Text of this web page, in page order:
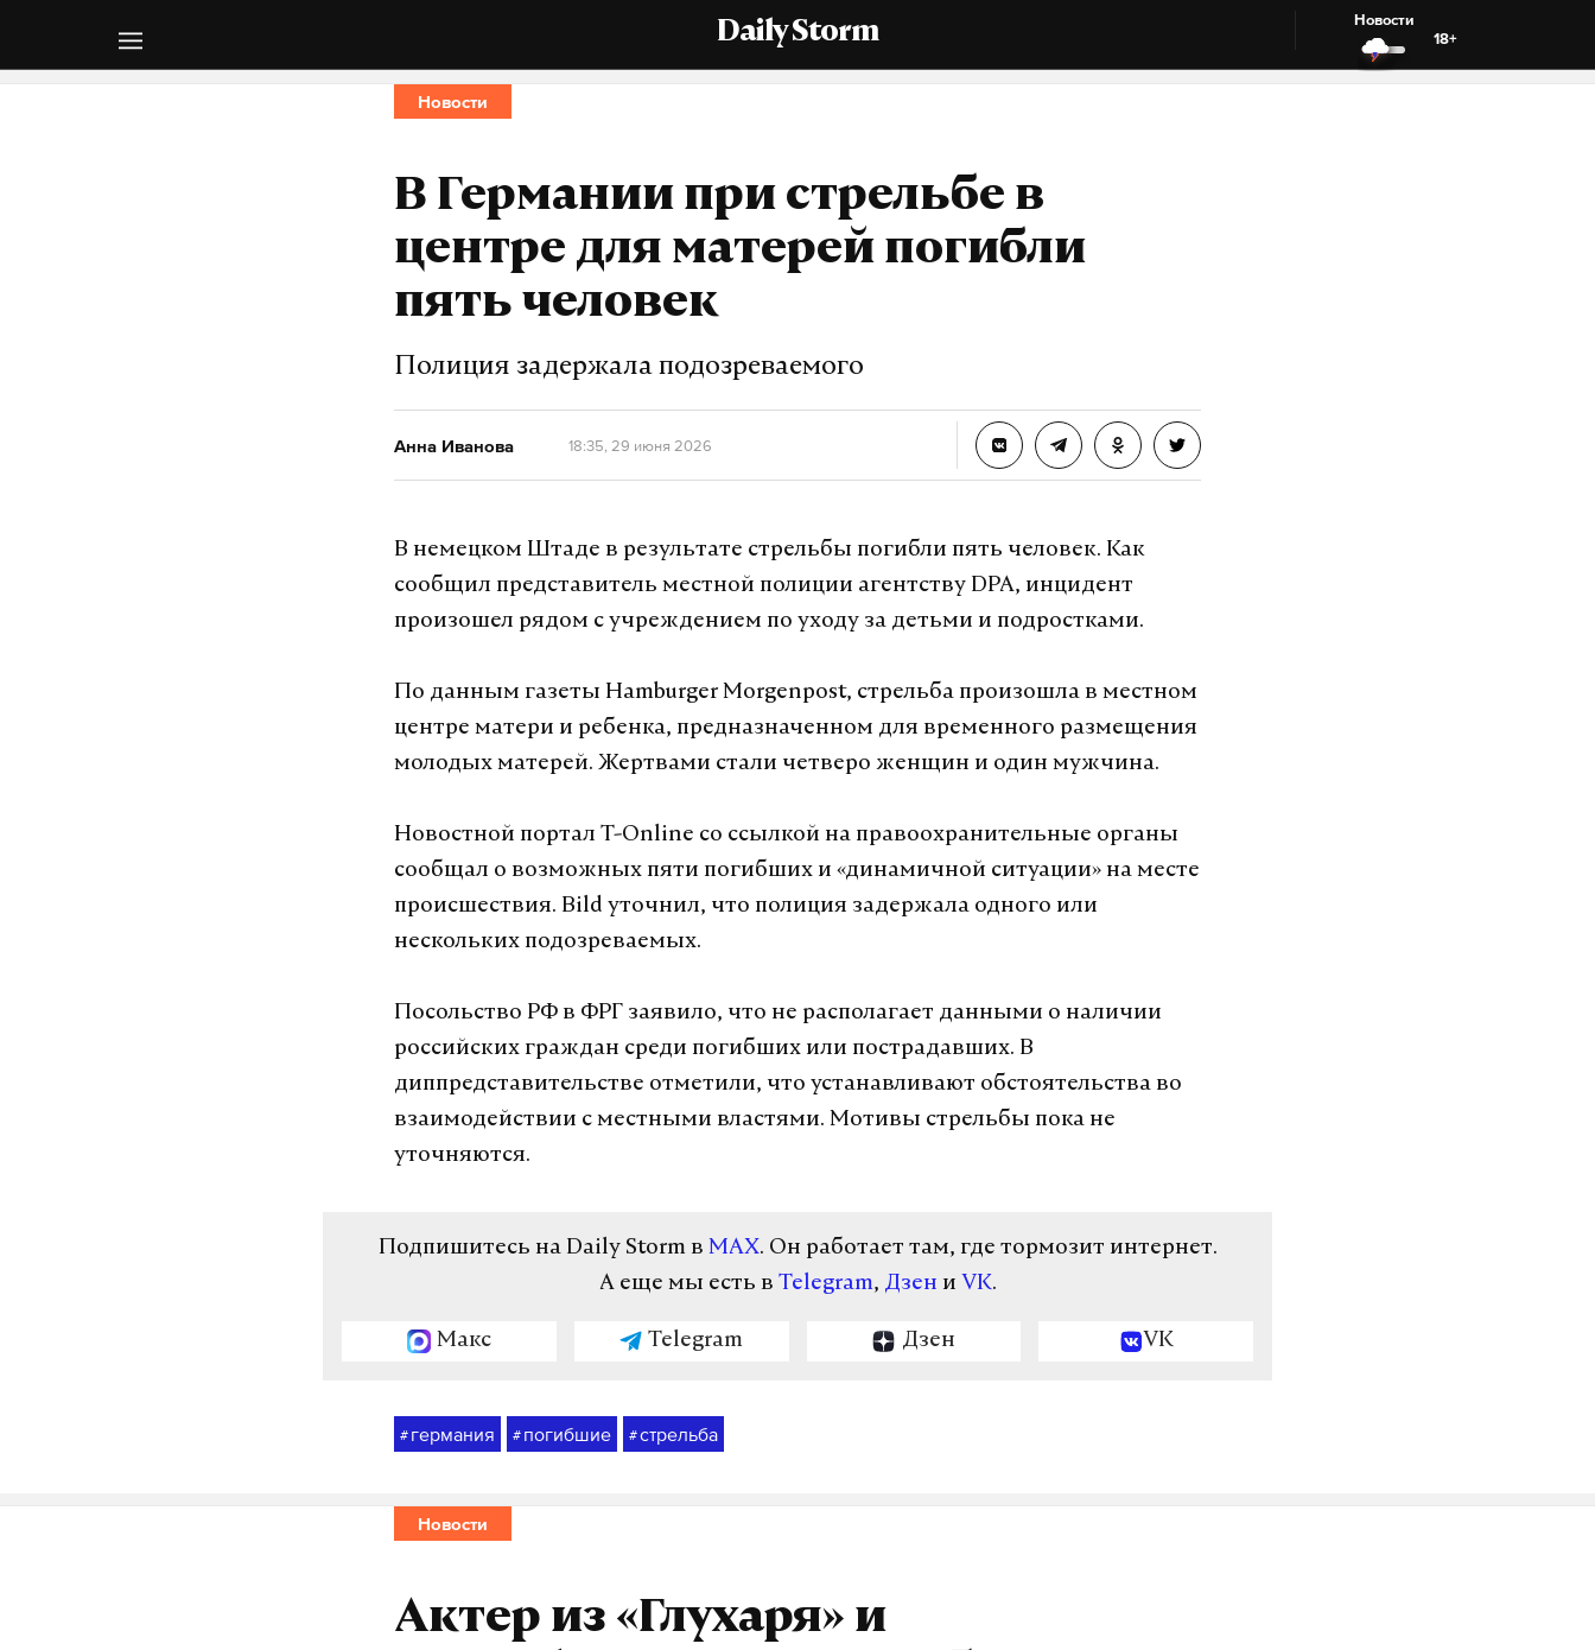
Daily Storm
Новости
18+
Новости
В Германии при стрельбе в
центре для матерей погибли
пять человек
Полиция задержала подозреваемого
Анна Иванова 18:35, 29 июня 2026
В немецком Штаде в результате стрельбы погибли пять человек. Как
сообщил представитель местной полиции агентству DPA, инцидент
произошел рядом с учреждением по уходу за детьми и подростками.
По данным газеты Hamburger Morgenpost, стрельба произошла в местном
центре матери и ребенка, предназначенном для временного размещения
молодых матерей. Жертвами стали четверо женщин и один мужчина.
Новостной портал T-Online со ссылкой на правоохранительные органы
сообщал о возможных пяти погибших и «динамичной ситуации» на месте
происшествия. Bild уточнил, что полиция задержала одного или
нескольких подозреваемых.
Посольство РФ в ФРГ заявило, что не располагает данными о наличии
российских граждан среди погибших или пострадавших. В
диппредставительстве отметили, что устанавливают обстоятельства во
взаимодействии с местными властями. Мотивы стрельбы пока не
уточняются.
Подпишитесь на Daily Storm в MAX. Он работает там, где тормозит интернет.
А еще мы есть в Telegram, Дзен и VK.
Макс Telegram Дзен VK
# германия # погибшие #стрельба
Новости
Актер из «Глухаря» и